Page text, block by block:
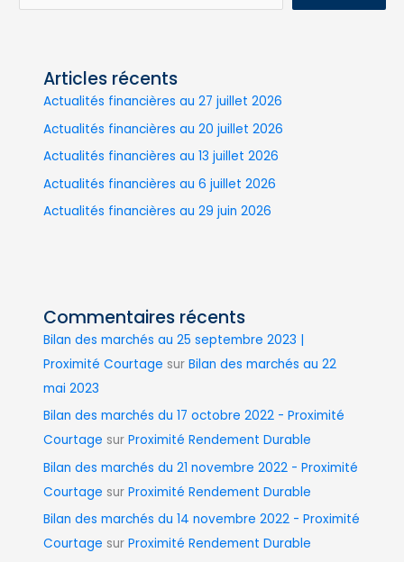
Articles récents
Actualités financières au 27 juillet 2026
Actualités financières au 20 juillet 2026
Actualités financières au 13 juillet 2026
Actualités financières au 6 juillet 2026
Actualités financières au 29 juin 2026
Commentaires récents
Bilan des marchés au 25 septembre 2023 |
Proximité Courtage surBilan des marchés au 22
mai 2023
Bilan des marchés du 17 octobre 2022 - Proximité
Courtage surProximité Rendement Durable
Bilan des marchés du 21 novembre 2022 - Proximité
Courtage surProximité Rendement Durable
Bilan des marchés du 14 novembre 2022 - Proximité
Courtage surProximité Rendement Durable